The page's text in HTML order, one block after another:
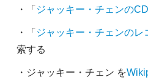
・「 ジャッキー・チェンの
・「 ジャッキー・チェンのレ
索する
・ジャッキー・チェン を